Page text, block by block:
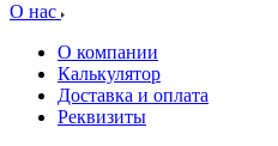
О нас
О компании
Калькулятор
Доставка и оплата
Реквизиты